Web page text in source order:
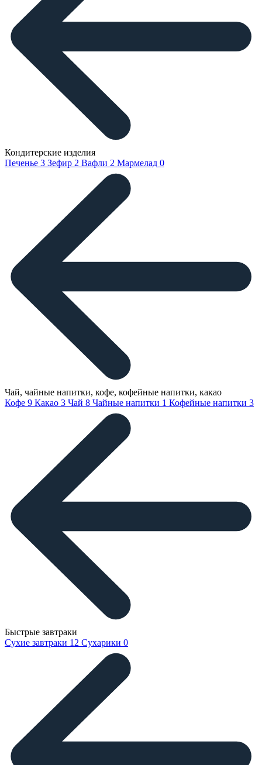
Кондитерские изделия
Печенье 3 Зефир 2 Вафли 2 Мармелад 0
Чай, чайные напитки, кофе, кофейные напитки, какао
Кофе 9 Какао 3 Чай 8 Чайные напитки 1 Кофейные напитки 3
Быстрые завтраки
Сухие завтраки 12 Сухарики 0